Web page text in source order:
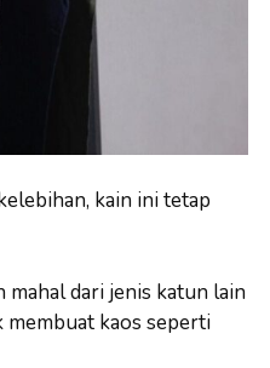
kain ini tetap
mahal dari jenis katun lain
membuat kaos seperti